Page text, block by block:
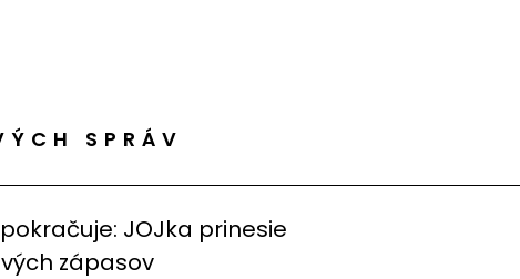
SPRÁV
JOJka prinesie
zápasov